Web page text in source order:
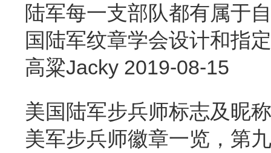
陆军每一支部队都有属于
国陆军纹章学会设计和指定
高粱Jacky 2019-08-15
美国陆军步兵师标志及昵
美军步兵师徽章一览，第